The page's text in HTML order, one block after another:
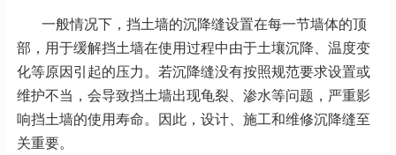
一般情况下，挡土墙的沉降缝设置在每一节墙体的顶
部，用于缓解挡土墙在使用过程中由于土壤沉降、温度变
化等原因引起的压力。若沉降缝没有按照规范要求设置或
维护不当，会导致挡土墙出现龟裂、渗水等问题，严重影
响挡土墙的使用寿命。因此，设计、施工和维修沉降缝至
关重要。